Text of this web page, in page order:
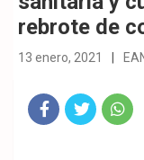
rebrote de
13 enero, 2021